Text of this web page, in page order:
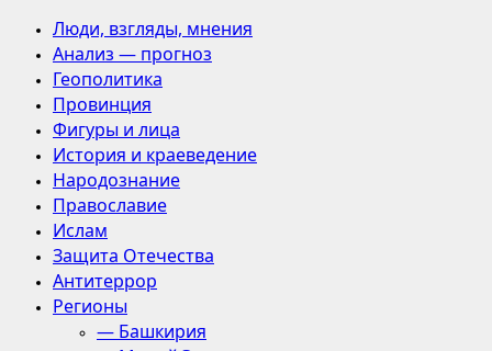
Люди, взгляды, мнения
Анализ — прогноз
Геополитика
Провинция
Фигуры и лица
История и краеведение
Народознание
Православие
Ислам
Защита Отечества
Антитеррор
Регионы
— Башкирия